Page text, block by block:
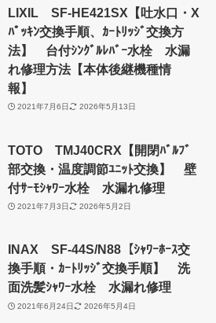
LIXIL SF-HE421SX【吐水口・X
ﾊﾟｯｷﾝ交換手順、ｶｰﾄﾘｯｼﾞ交換方
法】 台付ｼﾝｸﾞﾙﾚﾊﾞｰ水栓 水漏
れ修理方法【本体後継機種情
報】
2021年7月6日 2026年5月13日
TOTO TMJ40CRX【開閉ﾊﾞﾙﾌﾞ
部交換・温度調節ﾕﾆｯﾄ交換】 壁
付ｻｰﾓｼｬﾜｰ水栓 水漏れ修理
2021年7月3日 2026年5月2日
INAX SF-44S/N88【ｼｬﾜｰﾎｰｽ交
換手順・ｶｰﾄﾘｯｼﾞ交換手順】 洗
面洗髪ｼｬﾜｰ水栓 水漏れ修理
2021年6月24日 2026年5月4日